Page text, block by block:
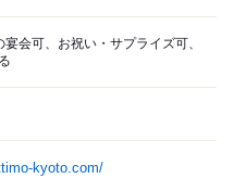
会可、お祝い・サプライズ可、
kyoto.com/